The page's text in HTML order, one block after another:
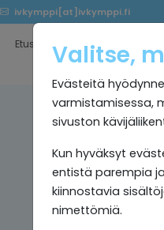
ivkymppi[at]ivkymppi.fi
Etusivu Palvelumme
Valitse,
Evästeitä
varmistamisessa,
sivuston
Kun hyväksyt
entistä parempia
kiinnostavia
nimettömiä.